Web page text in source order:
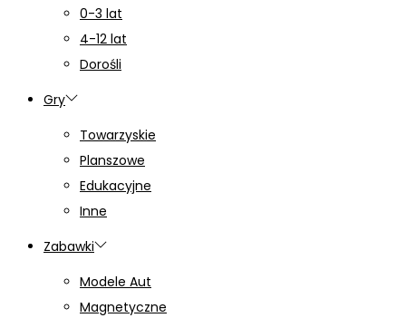
0-3 lat
4-12 lat
Dorośli
Gry
Towarzyskie
Planszowe
Edukacyjne
Inne
Zabawki
Modele Aut
Magnetyczne